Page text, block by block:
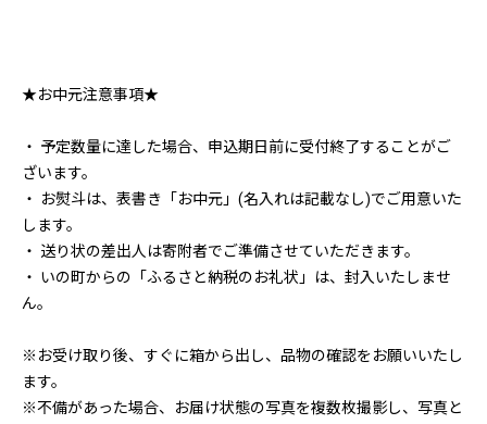
★お中元注意事項★
・ 予定数量に達した場合、申込期日前に受付終了することがご
ざいます。
・ お熨斗は、表書き「お中元」(名入れは記載なし)でご用意いた
します。
・ 送り状の差出人は寄附者でご準備させていただきます。
・ いの町からの「ふるさと納税のお礼状」は、封入いたしませ
ん。
※お受け取り後、すぐに箱から出し、品物の確認をお願いいたし
ます。
※不備があった場合、お届け状態の写真を複数枚撮影し、写真と